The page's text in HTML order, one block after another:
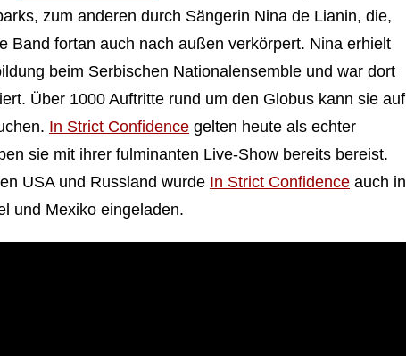
zum anderen durch Sängerin Nina de Lianin, die,
Band fortan auch nach außen verkörpert. Nina erhielt
beim Serbischen Nationalensemble und war dort
Über 1000 Auftritte rund um den Globus kann sie auf
In Strict Confidence gelten heute als echter
sie mit ihrer fulminanten Live-Show bereits bereist.
USA und Russland wurde In Strict Confidence auch in
und Mexiko eingeladen.